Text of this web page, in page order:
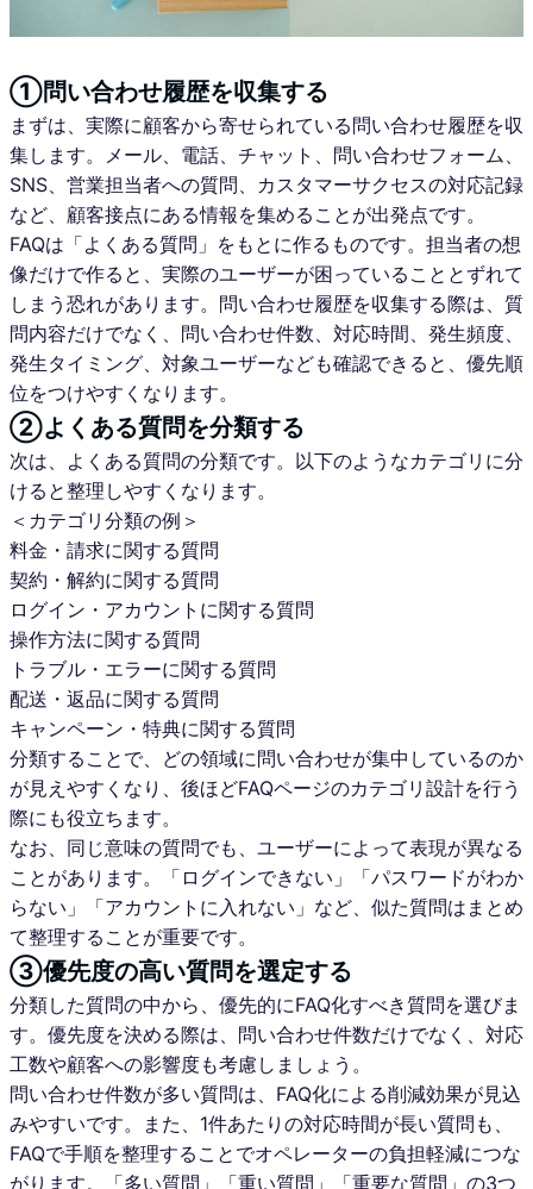
①問い合わせ履歴を収集する
まずは、実際に顧客から寄せられている問い合わせ履歴を収
集します。メール、電話、チャット、問い合わせフォーム、
SNS、営業担当者への質問、カスタマーサクセスの対応記録
など、顧客接点にある情報を集めることが出発点です。
FAQは「よくある質問」をもとに作るものです。担当者の想
像だけで作ると、実際のユーザーが困っていることとずれて
しまう恐れがあります。問い合わせ履歴を収集する際は、質
問内容だけでなく、問い合わせ件数、対応時間、発生頻度、
発生タイミング、対象ユーザーなども確認できると、優先順
位をつけやすくなります。
②よくある質問を分類する
次は、よくある質問の分類です。以下のようなカテゴリに分
けると整理しやすくなります。
＜カテゴリ分類の例＞
料金・請求に関する質問
契約・解約に関する質問
ログイン・アカウントに関する質問
操作方法に関する質問
トラブル・エラーに関する質問
配送・返品に関する質問
キャンペーン・特典に関する質問
分類することで、どの領域に問い合わせが集中しているのか
が見えやすくなり、後ほどFAQページのカテゴリ設計を行う
際にも役立ちます。
なお、同じ意味の質問でも、ユーザーによって表現が異なる
ことがあります。「ログインできない」「パスワードがわか
らない」「アカウントに入れない」など、似た質問はまとめ
て整理することが重要です。
③優先度の高い質問を選定する
分類した質問の中から、優先的にFAQ化すべき質問を選びま
す。優先度を決める際は、問い合わせ件数だけでなく、対応
工数や顧客への影響度も考慮しましょう。
問い合わせ件数が多い質問は、FAQ化による削減効果が見込
みやすいです。また、1件あたりの対応時間が長い質問も、
FAQで手順を整理することでオペレーターの負担軽減につな
がります。「多い質問」「重い質問」「重要な質問」の3つ